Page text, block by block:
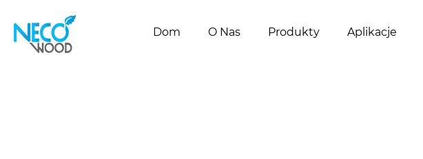
Dom O Nas Produkty Aplikacje